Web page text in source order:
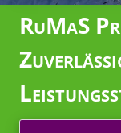
RuMaS